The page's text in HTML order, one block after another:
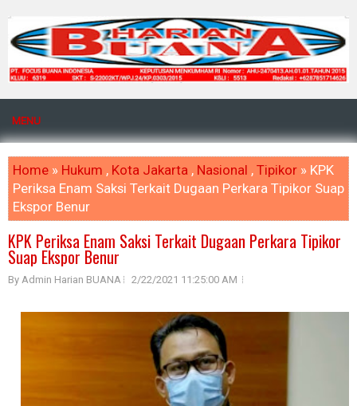
MENU
Home » Hukum , Kota Jakarta , Nasional , Tipikor » KPK
Periksa Enam Saksi Terkait Dugaan Perkara Tipikor Suap
Ekspor Benur
KPK Periksa Enam Saksi Terkait Dugaan Perkara Tipikor
Suap Ekspor Benur
By Admin Harian BUANA 2/22/2021 11:25:00 AM